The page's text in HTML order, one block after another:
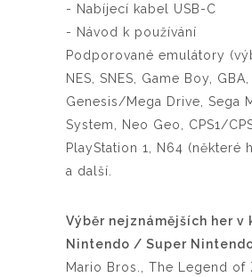
- Nabíjecí kabel USB-C
- Návod k používání
Podporované emulátory
NES, SNES, Game Boy,
Genesis/Mega Drive, Sega
System, Neo Geo, CPS1/
PlayStation 1, N64 (některé
a další.
Výběr nejznámějších her v
Nintendo / Super
Mario Bros., The Legend of